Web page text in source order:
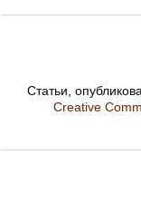
Статьи,
Creative